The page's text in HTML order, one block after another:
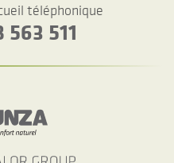
téléphonique
511